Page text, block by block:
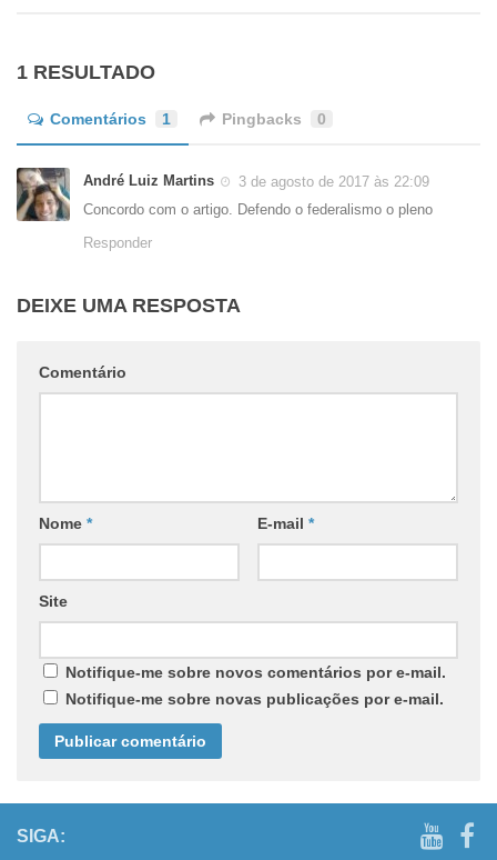
1 RESULTADO
Comentários 1 Pingbacks 0
André Luiz Martins
3 de agosto de 2017 às 22:09
Concordo com o artigo. Defendo o federalismo o pleno
Responder
DEIXE UMA RESPOSTA
Comentário
Nome * E-mail *
Site
Notifique-me sobre novos comentários por e-mail.
Notifique-me sobre novas publicações por e-mail.
SIGA: